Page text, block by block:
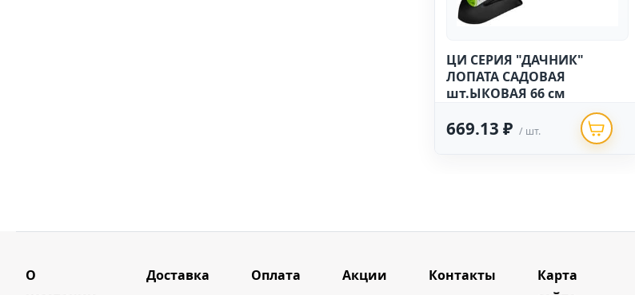
ЦИ СЕРИЯ "ДАЧНИК"
ЛОПАТА САДОВАЯ
шт.ЫКОВАЯ 66 см
669.13 ₽ / шт.
О
Доставка Оплата Акции Контакты
Карта